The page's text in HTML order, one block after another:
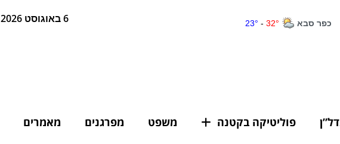
6 באוגוסט 2026 3:05
פוליטיקה בקטנה משפט מפרגנים מאמרים